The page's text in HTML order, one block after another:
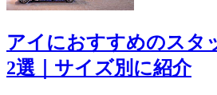
アイにおすすめのスタ
2選｜サイズ別に紹介